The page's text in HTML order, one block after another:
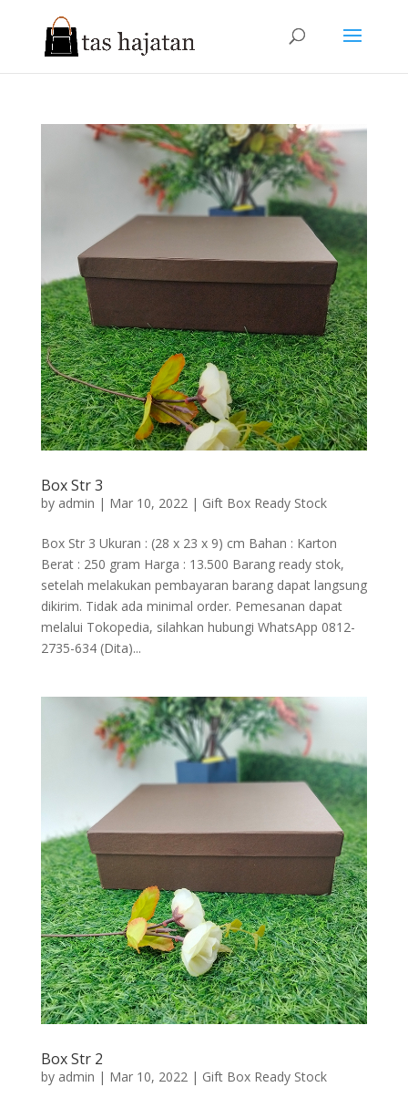
Box Str 3
by admin | Mar 10, 2022| Gift Box Ready Stock
Box Str 3 Ukuran : (28 x 23 x 9) cm Bahan : Karton
Berat : 250 gram Harga : 13.500 Barang ready stok,
setelah melakukan pembayaran barang dapat langsung
dikirim. Tidak ada minimal order. Pemesanan dapat
melalui Tokopedia, silahkan hubungi WhatsApp 0812-
2735-634 (Dita)...
Box Str 2
by admin | Mar 10, 2022 | Gift Box Ready Stock